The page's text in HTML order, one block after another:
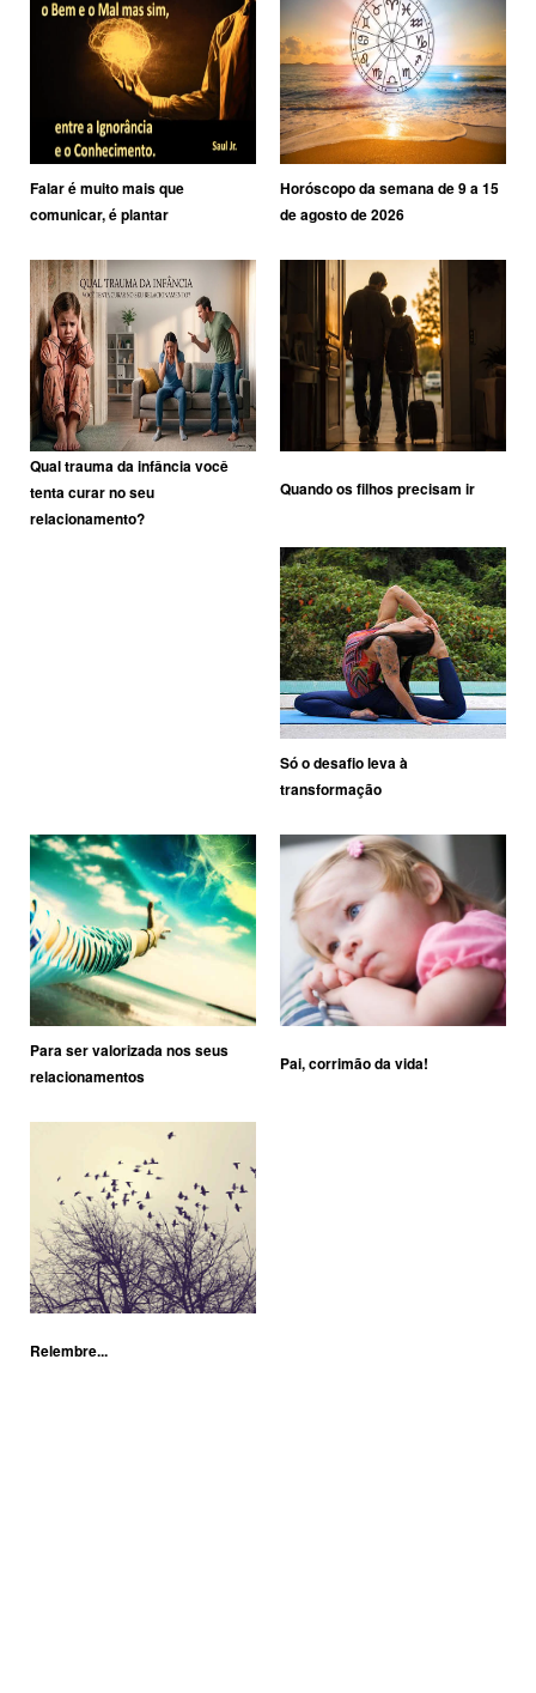
Falar é muito mais que
comunicar, é plantar
Horóscopo da semana de 9 a 15
de agosto de 2026
Qual trauma da infância você
tenta curar no seu
relacionamento?
Quando os filhos precisam ir
Só o desafio leva à
transformação
Para ser valorizada nos seus
relacionamentos
Pai, corrimão da vida!
Relembre...